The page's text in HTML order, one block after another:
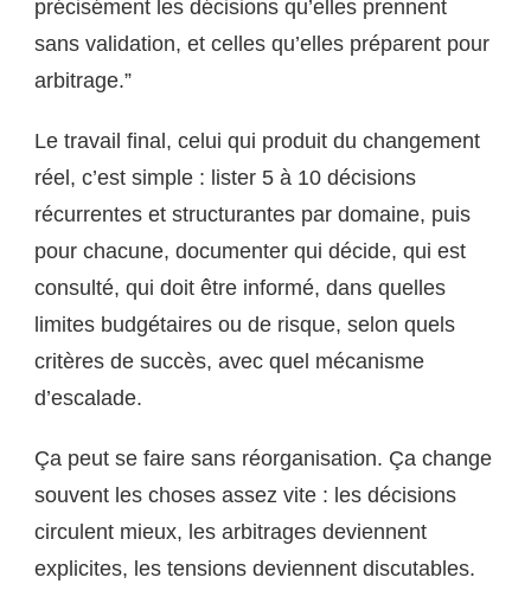
précisément les décisions qu’elles prennent
sans validation, et celles qu’elles préparent pour
arbitrage.”
Le travail final, celui qui produit du changement
réel, c’est simple : lister 5 à 10 décisions
récurrentes et structurantes par domaine, puis
pour chacune, documenter qui décide, qui est
consulté, qui doit être informé, dans quelles
limites budgétaires ou de risque, selon quels
critères de succès, avec quel mécanisme
d’escalade.
Ça peut se faire sans réorganisation. Ça change
souvent les choses assez vite : les décisions
circulent mieux, les arbitrages deviennent
explicites, les tensions deviennent discutables.